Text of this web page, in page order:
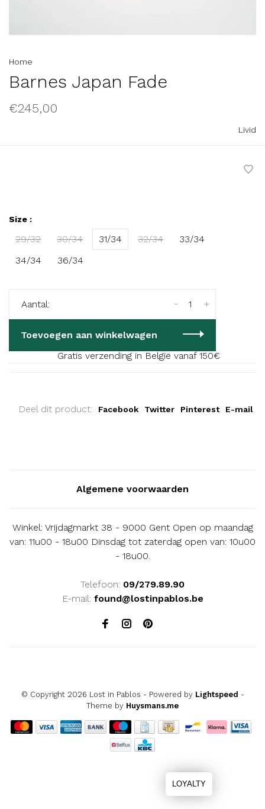
Home
Barnes Japan Fade
€245,00
Livid
Size :
29/32 30/34 31/34 32/34
33/34
34/34
36/34
Aantal: +
-
Toevoegen aan winkelwagen
Gratis verzending in België vanaf 150€
Deel dit product: Facebook Twitter Pinterest E-mail
Algemene voorwaarden
Winkel: Vrijdagmarkt 38 - 9000 Gent Open op maandag
van: 11u00 - 18u00 Dinsdag tot zaterdag open van: 10u00
- 18u00.
Telefoon: 09/279.89.90
E-mail: found@lostinpablos.be
© Copyright 2026 Lost in Pablos - Powered by Lightspeed -
Theme by Huysmans.me
LOYALTY